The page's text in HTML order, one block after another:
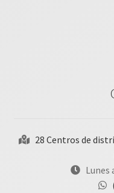
28 Centros de
Lunes